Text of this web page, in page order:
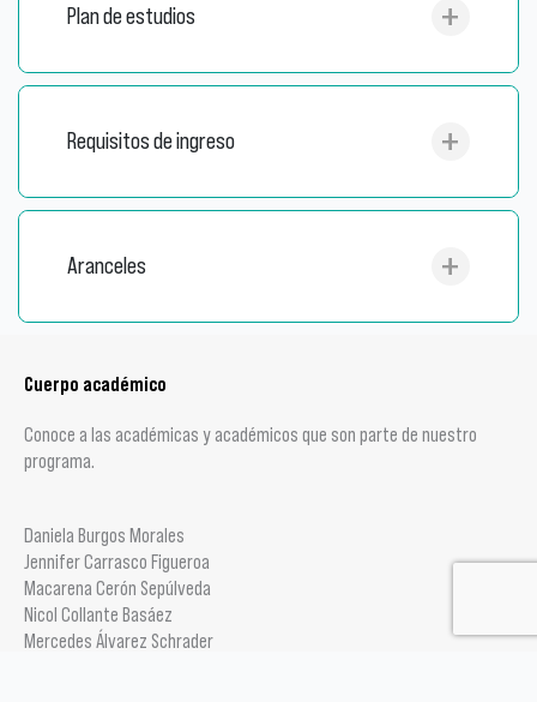
Plan de estudios
Requisitos de ingreso
Aranceles
Cuerpo académico
Conoce a las académicas y académicos que son parte de nuestro
programa.
Daniela Burgos Morales
Jennifer Carrasco Figueroa
Macarena Cerón Sepúlveda
Nicol Collante Basáez
Mercedes Álvarez Schrader